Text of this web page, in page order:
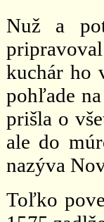
Nuž a
kuchár ho
pohľade
prišla o
ale do
nazýva
Toľko